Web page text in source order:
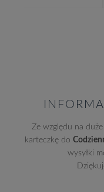
Ze względu na
karteczkę do
wysyłki